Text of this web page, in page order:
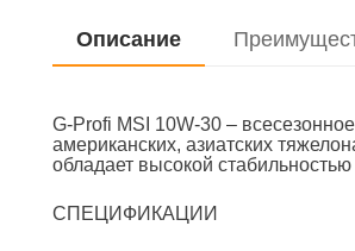
Описание
G-Profi MSI 10W-30 –
американских, азиатских
обладает высокой
СПЕЦИФИКАЦИИ